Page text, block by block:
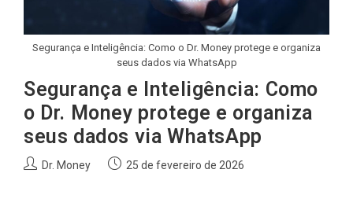
Segurança e Inteligência: Como o Dr. Money protege e organiza
seus dados via WhatsApp
Segurança e Inteligência: Como
o Dr. Money protege e organiza
seus dados via WhatsApp
AutorDr. Money
Post25 de fevereiro de 2026